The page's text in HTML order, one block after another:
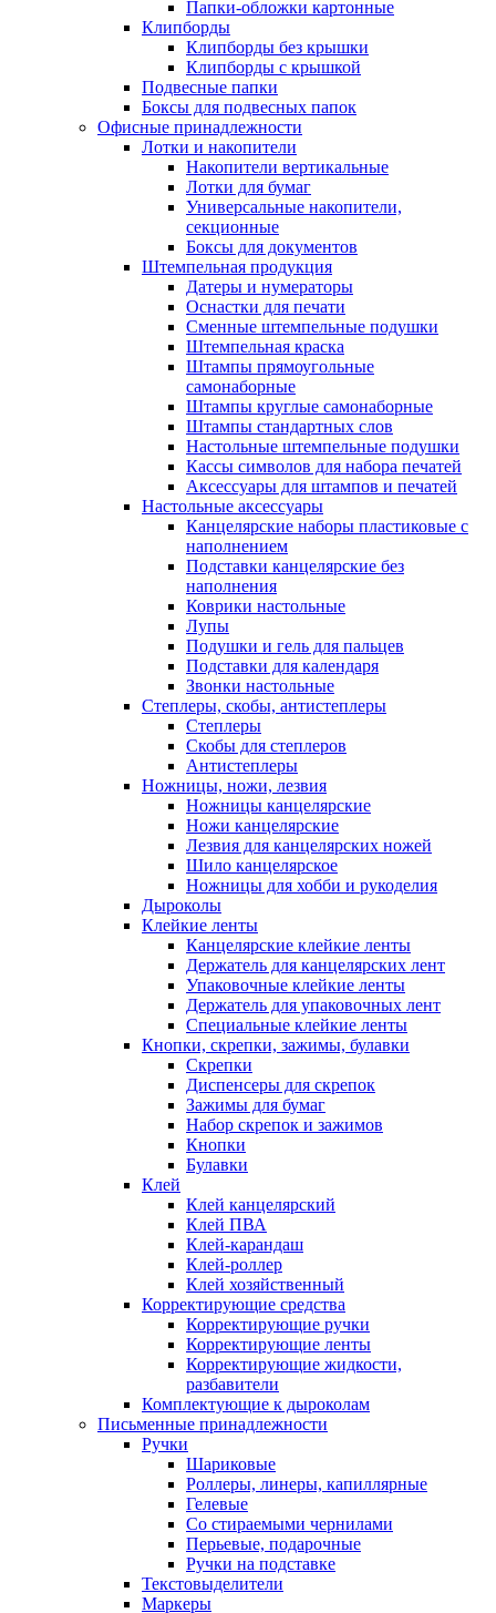
Папки-обложки картонные
Клипборды
Клипборды без крышки
Клипборды с крышкой
Подвесные папки
Боксы для подвесных папок
Офисные принадлежности
Лотки и накопители
Накопители вертикальные
Лотки для бумаг
Универсальные накопители,
секционные
Боксы для документов
Штемпельная продукция
Датеры и нумераторы
Оснастки для печати
Сменные штемпельные подушки
Штемпельная краска
Штампы прямоугольные
самонаборные
Штампы круглые самонаборные
Штампы стандартных слов
Настольные штемпельные подушки
Кассы символов для набора печатей
Аксессуары для штампов и печатей
Настольные аксессуары
Канцелярские наборы пластиковые с
наполнением
Подставки канцелярские без
наполнения
Коврики настольные
Лупы
Подушки и гель для пальцев
Подставки для календаря
Звонки настольные
Степлеры, скобы, антистеплеры
Степлеры
Скобы для степлеров
Антистеплеры
Ножницы, ножи, лезвия
Ножницы канцелярские
Ножи канцелярские
Лезвия для канцелярских ножей
Шило канцелярское
Ножницы для хобби и рукоделия
Дыроколы
Клейкие ленты
Канцелярские клейкие ленты
Держатель для канцелярских лент
Упаковочные клейкие ленты
Держатель для упаковочных лент
Специальные клейкие ленты
Кнопки, скрепки, зажимы, булавки
Скрепки
Диспенсеры для скрепок
Зажимы для бумаг
Набор скрепок и зажимов
Кнопки
Булавки
Клей
Клей канцелярский
Клей ПВА
Клей-карандаш
Клей-роллер
Клей хозяйственный
Корректирующие средства
Корректирующие ручки
Корректирующие ленты
Корректирующие жидкости,
разбавители
Комплектующие к дыроколам
Письменные принадлежности
Ручки
Шариковые
Роллеры, линеры, капиллярные
Гелевые
Со стираемыми чернилами
Перьевые, подарочные
Ручки на подставке
Текстовыделители
Маркеры